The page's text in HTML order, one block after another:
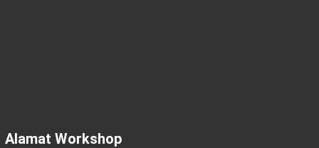
Alamat Workshop